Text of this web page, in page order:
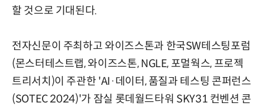
할 것으로 기대된다.
전자신문이 주최하고 와이즈스톤과 한국SW테스팅포럼
(몬스터테스트랩, 와이즈스톤, NGLE, 포멀웍스, 프로젝
트리서치)이 주관한 'AI·데이터, 품질과 테스팅 콘퍼런스
(SOTEC 2024)'가 잠실 롯데월드타워 SKY31 컨벤션 콘